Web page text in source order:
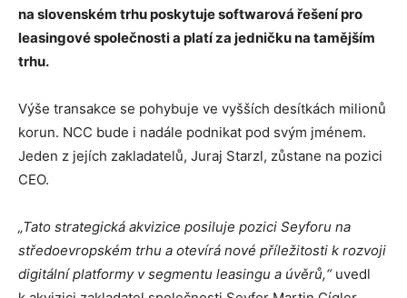
na slovenském trhu poskytuje softwarová řešení pro
leasingové společnosti a platí za jedničku na tamějším
trhu.
Výše transakce se pohybuje ve vyšších desítkách milionů
korun. NCC bude i nadále podnikat pod svým jménem.
Jeden z jejích zakladatelů, Juraj Starzl, zůstane na pozici
CEO.
„Tato strategická akvizice posiluje pozici Seyforu na
středoevropském trhu a otevírá nové příležitosti k rozvoji
digitální platformy v segmentu leasingu a úvěrů,“uvedl